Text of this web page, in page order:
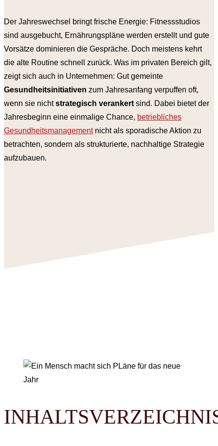
Der Jahreswechsel bringt frische Energie: Fitnessstudios
sind ausgebucht, Ernährungspläne werden erstellt und gute
Vorsätze dominieren die Gespräche. Doch meistens kehrt
die alte Routine schnell zurück. Was im privaten Bereich gilt,
zeigt sich auch in Unternehmen: Gut gemeinte
Gesundheitsinitiativen zum Jahresanfang verpuffen oft,
wenn sie nichtstrategisch verankert sind. Dabei bietet der
Jahresbeginn eine einmalige Chance, betriebliches
Gesundheitsmanagementnicht als sporadische Aktion zu
betrachten, sondern als strukturierte, nachhaltige Strategie
aufzubauen.